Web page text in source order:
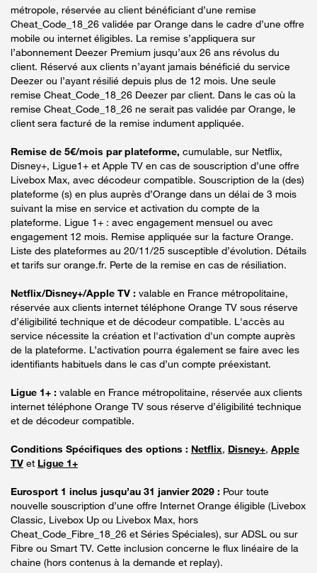
métropole, réservée au client bénéficiant d’une remise
Cheat_Code_18_26 validée par Orange dans le cadre d’une offre
mobile ou internet éligibles. La remise s’appliquera sur
l’abonnement Deezer Premium jusqu’aux 26 ans révolus du
client. Réservé aux clients n’ayant jamais bénéficié du service
Deezer ou l’ayant résilié depuis plus de 12 mois. Une seule
remise Cheat_Code_18_26 Deezer par client. Dans le cas où la
remise Cheat_Code_18_26 ne serait pas validée par Orange, le
client sera facturé de la remise indument appliquée.
Remise de 5€/mois par plateforme, cumulable, sur Netflix,
Disney+, Ligue1+ et Apple TV en cas de souscription d’une offre
Livebox Max, avec décodeur compatible. Souscription de la (des)
plateforme (s) en plus auprès d’Orange dans un délai de 3 mois
suivant la mise en service et activation du compte de la
plateforme. Ligue 1+ : avec engagement mensuel ou avec
engagement 12 mois. Remise appliquée sur la facture Orange.
Liste des plateformes au 20/11/25 susceptible d’évolution. Détails
et tarifs sur orange.fr. Perte de la remise en cas de résiliation.
Netflix/Disney+/Apple TV : valable en France métropolitaine,
réservée aux clients internet téléphone Orange TV sous réserve
d’éligibilité technique et de décodeur compatible. L'accès au
service nécessite la création et l'activation d'un compte auprès
de la plateforme. L’activation pourra également se faire avec les
identifiants habituels dans le cas d’un compte préexistant.
Ligue 1+ : valable en France métropolitaine, réservée aux clients
internet téléphone Orange TV sous réserve d’éligibilité technique
et de décodeur compatible.
Conditions Spécifiques des options : Netflix, Disney+, Apple
TV et Ligue 1+
Eurosport 1 inclus jusqu’au 31 janvier 2029 : Pour toute
nouvelle souscription d’une offre Internet Orange éligible (Livebox
Classic, Livebox Up ou Livebox Max, hors
Cheat_Code_Fibre_18_26 et Séries Spéciales), sur ADSL ou sur
Fibre ou Smart TV. Cette inclusion concerne le flux linéaire de la
chaine (hors contenus à la demande et replay).